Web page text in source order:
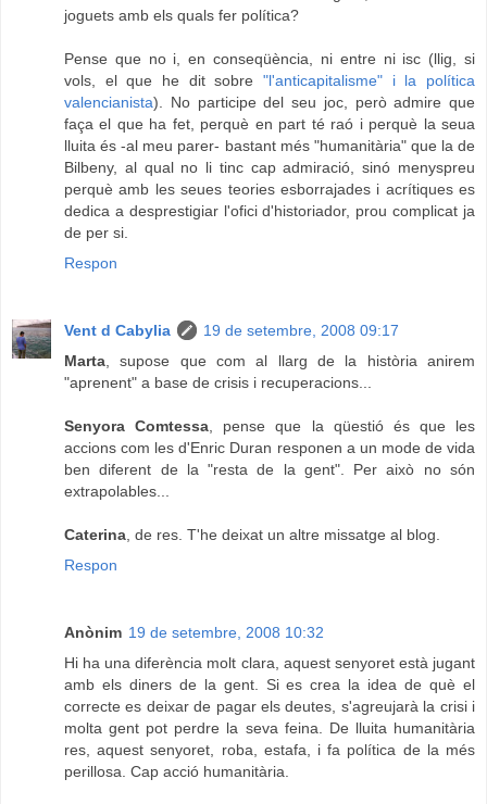
joguets amb els quals fer política?
Pense que no i, en conseqüència, ni entre ni isc (llig, si
vols, el que he dit sobre "l'anticapitalisme" i la política
valencianista). No participe del seu joc, però admire que
faça el que ha fet, perquè en part té raó i perquè la seua
lluita és -al meu parer- bastant més "humanitària" que la de
Bilbeny, al qual no li tinc cap admiració, sinó menyspreu
perquè amb les seues teories esborrajades i acrítiques es
dedica a desprestigiar l'ofici d'historiador, prou complicat ja
de per si.
Respon
Vent d Cabylia
19 de setembre, 2008 09:17
Marta , supose que com al llarg de la història anirem
"aprenent" a base de crisis i recuperacions...
Senyora Comtessa , pense que la qüestió és que les
accions com les d'Enric Duran responen a un mode de vida
ben diferent de la "resta de la gent". Per això no són
extrapolables...
Caterina , de res. T'he deixat un altre missatge al blog.
Respon
Anònim 19 de setembre, 2008 10:32
Hi ha una diferència molt clara, aquest senyoret està jugant
amb els diners de la gent. Si es crea la idea de què el
correcte es deixar de pagar els deutes, s'agreujarà la crisi i
molta gent pot perdre la seva feina. De lluita humanitària
res, aquest senyoret, roba, estafa, i fa política de la més
perillosa. Cap acció humanitària.